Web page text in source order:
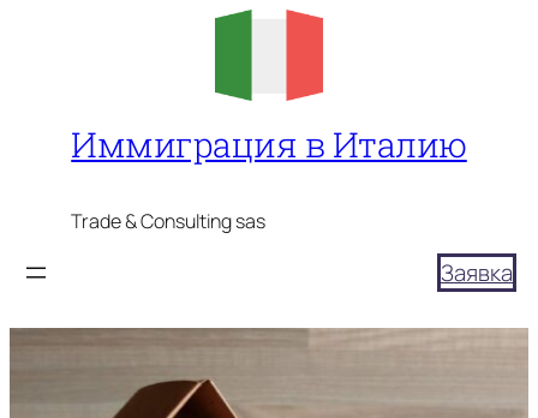
Иммиграция в Италию
Trade & Consulting sas
Заявка